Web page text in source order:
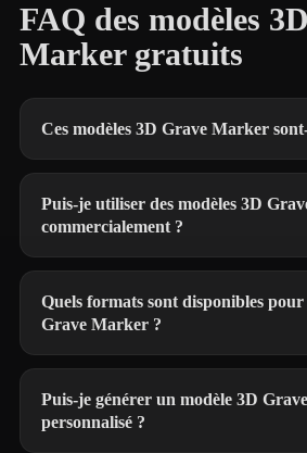
FAQ des modèles
Marker gratuits
Ces modèles 3D Grave Marker
Puis-je utiliser des modèles 3D
commercialement ?
Quels formats sont disponibles pour
Grave Marker ?
Puis-je générer un modèle 3D
personnalisé ?